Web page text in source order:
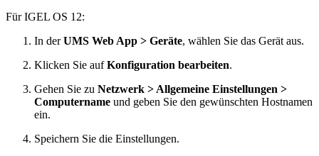
Für IGEL OS 12:
In derUMS Web App > Geräte, wählen Sie das Gerät aus.
Klicken Sie aufKonfiguration bearbeiten.
Gehen Sie zu Netzwerk > Allgemeine Einstellungen >
Computername und geben Sie den gewünschten Hostnamen
ein.
Speichern Sie die Einstellungen.